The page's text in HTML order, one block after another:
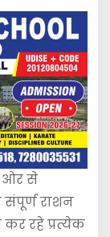
ओर से
राशन
कर रहे प्रत्येक